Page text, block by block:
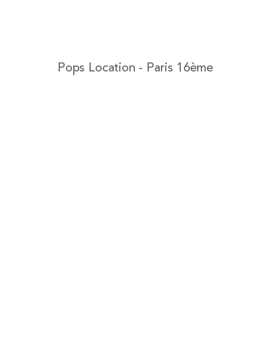
Pops Location - Paris 16ème